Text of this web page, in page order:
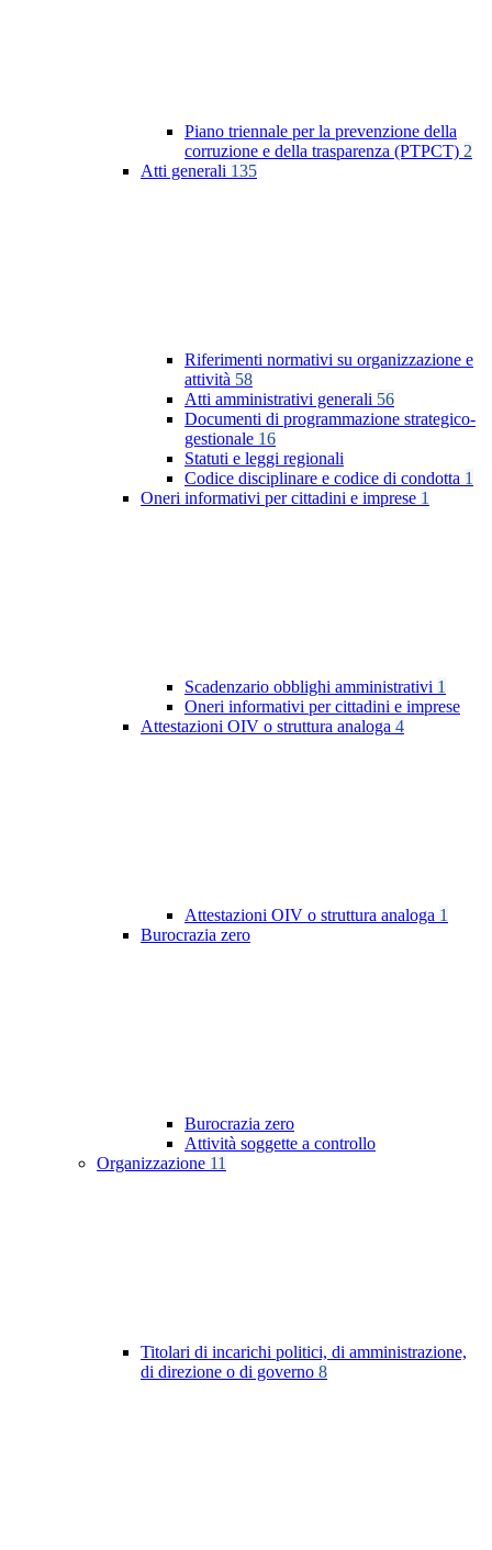
Piano triennale per la prevenzione della
corruzione e della trasparenza (PTPCT) 2
Atti generali 135
Riferimenti normativi su organizzazione e
attività 58
Atti amministrativi generali 56
Documenti di programmazione strategico-
gestionale 16
Statuti e leggi regionali
Codice disciplinare e codice di condotta 1
Oneri informativi per cittadini e imprese 1
Scadenzario obblighi amministrativi 1
Oneri informativi per cittadini e imprese
Attestazioni OIV o struttura analoga 4
Attestazioni OIV o struttura analoga 1
Burocrazia zero
Burocrazia zero
Attività soggette a controllo
Organizzazione 11
Titolari di incarichi politici, di amministrazione,
di direzione o di governo 8